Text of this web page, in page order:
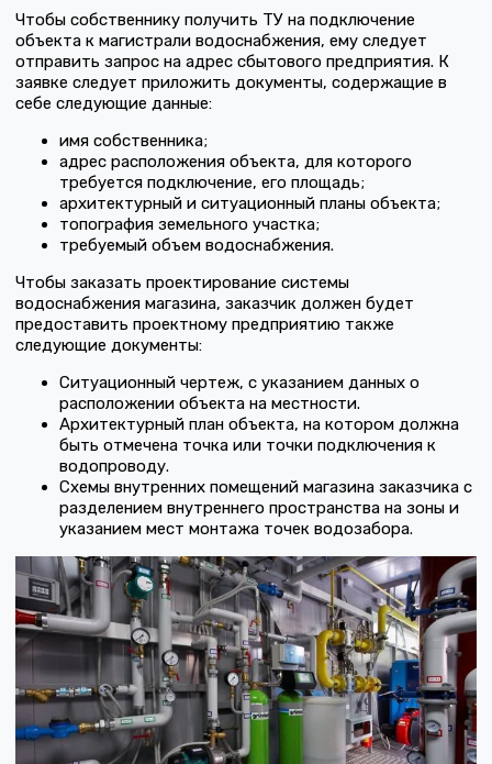
Чтобы собственнику получить ТУ на подключение
объекта к магистрали водоснабжения, ему следует
отправить запрос на адрес сбытового предприятия. К
заявке следует приложить документы, содержащие в
себе следующие данные:
имя собственника;
адрес расположения объекта, для которого
требуется подключение, его площадь;
архитектурный и ситуационный планы объекта;
топография земельного участка;
требуемый объем водоснабжения.
Чтобы заказать проектирование системы
водоснабжения магазина, заказчик должен будет
предоставить проектному предприятию также
следующие документы:
Ситуационный чертеж, с указанием данных о
расположении объекта на местности.
Архитектурный план объекта, на котором должна
быть отмечена точка или точки подключения к
водопроводу.
Схемы внутренних помещений магазина заказчика с
разделением внутреннего пространства на зоны и
указанием мест монтажа точек водозабора.